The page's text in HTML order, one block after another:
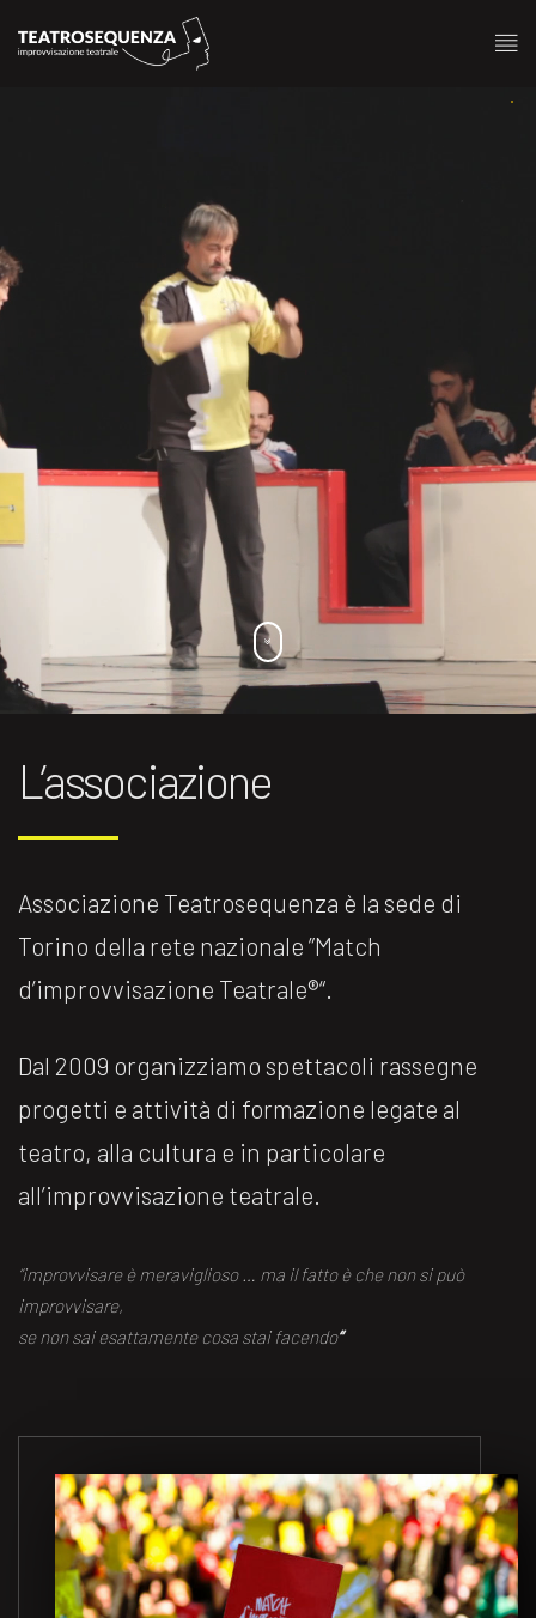
L’associazione
Associazione Teatrosequenza è la sede di
Torino della rete nazionale ”Match
d’improvvisazione Teatrale®️“.
Dal 2009 organizziamo spettacoli rassegne
progetti e attività di formazione legate al
teatro, alla cultura e in particolare
all’improvvisazione teatrale.
“improvvisare è meraviglioso … ma il fatto è che non si può
improvvisare,
se non sai esattamente cosa stai facendo“